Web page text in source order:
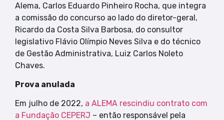
Alema, Carlos Eduardo Pinheiro Rocha, que integra
a comissão do concurso ao lado do diretor-geral,
Ricardo da Costa Silva Barbosa, do consultor
legislativo Flávio Olímpio Neves Silva e do técnico
de Gestão Administrativa, Luiz Carlos Noleto
Chaves.
Prova anulada
Em julho de 2022, a ALEMA rescindiu contrato com
a Fundação CEPERJ – então responsável pela